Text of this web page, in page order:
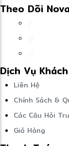
Theo Dõi
Dịch Vụ
Liên Hệ
Chính Sách &
Các Câu Hỏi
Giỏ Hàng